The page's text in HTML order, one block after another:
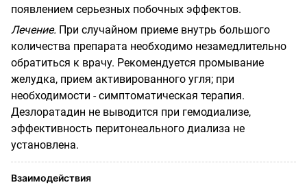
появлением серьезных побочных эффектов.
Лечение. При случайном приеме внутрь большого
количества препарата необходимо незамедлительно
обратиться к врачу. Рекомендуется промывание
желудка, прием активированного угля; при
необходимости - симптоматическая терапия.
Дезлоратадин не выводится при гемодиализе,
эффективность перитонеального диализа не
установлена.
Взаимодействия